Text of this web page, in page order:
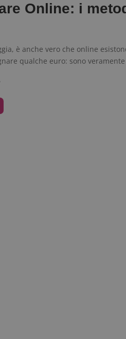
Online: i
è anche vero che online
qualche euro: sono